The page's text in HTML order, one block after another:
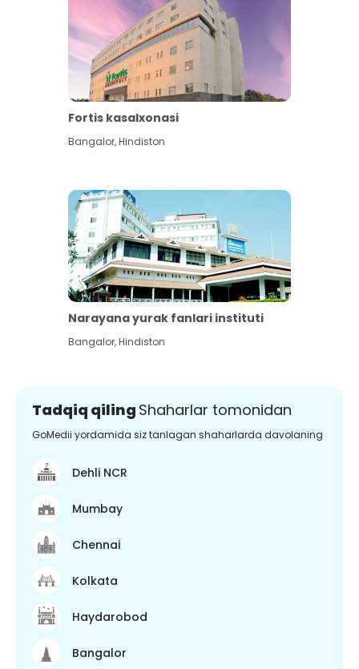
Fortis kasalxonasi
Bangalor,Hindiston
Narayana yurak fanlari instituti
Bangalor,Hindiston
Tadqiq qiling Shaharlar tomonidan
GoMedii yordamida siz tanlagan shaharlarda davolaning
Dehli NCR
Mumbay
Chennai
Kolkata
Haydarobod
Bangalor